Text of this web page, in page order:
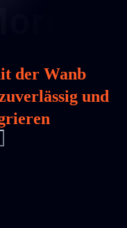
der Wanb
und